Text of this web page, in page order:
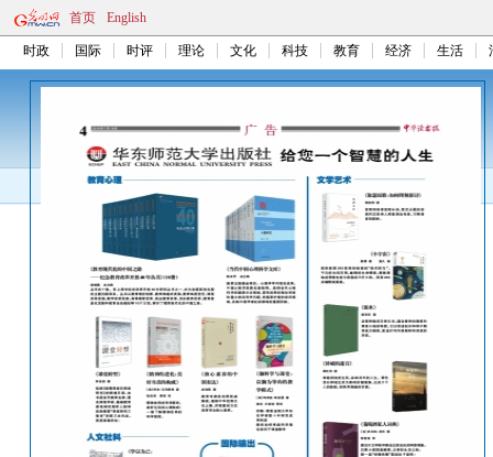
首页 English
时政 国际 时评 理论 文化 科技 教育 经济 生活